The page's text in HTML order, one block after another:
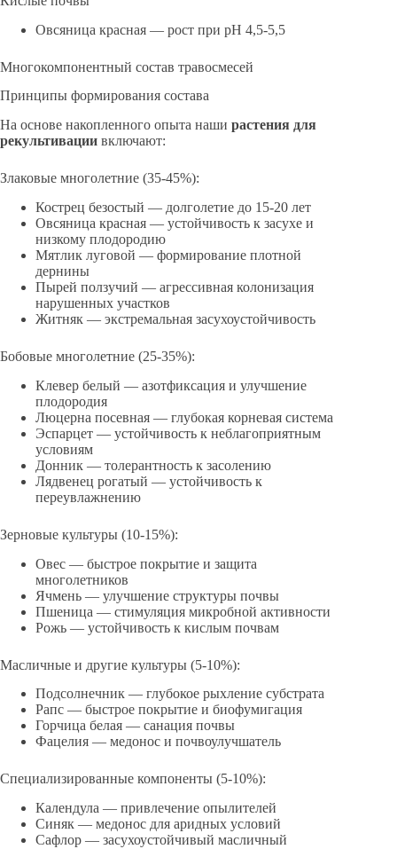
Овсяница красная — рост при pH 4,5-5,5
Многокомпонентный состав травосмесей
Принципы формирования состава
На основе накопленного опыта наши растения для
рекультивации включают:
Злаковые многолетние (35-45%):
Кострец безостый — долголетие до 15-20 лет
Овсяница красная — устойчивость к засухе и
низкому плодородию
Мятлик луговой — формирование плотной
дернины
Пырей ползучий — агрессивная колонизация
нарушенных участков
Житняк — экстремальная засухоустойчивость
Бобовые многолетние (25-35%):
Клевер белый — азотфиксация и улучшение
плодородия
Люцерна посевная — глубокая корневая система
Эспарцет — устойчивость к неблагоприятным
условиям
Донник — толерантность к засолению
Лядвенец рогатый — устойчивость к
переувлажнению
Зерновые культуры (10-15%):
Овес — быстрое покрытие и защита
многолетников
Ячмень — улучшение структуры почвы
Пшеница — стимуляция микробной активности
Рожь — устойчивость к кислым почвам
Масличные и другие культуры (5-10%):
Подсолнечник — глубокое рыхление субстрата
Рапс — быстрое покрытие и биофумигация
Горчица белая — санация почвы
Фацелия — медонос и почвоулучшатель
Специализированные компоненты (5-10%):
Календула — привлечение опылителей
Синяк — медонос для аридных условий
Сафлор — засухоустойчивый масличный